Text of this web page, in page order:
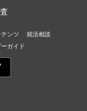
ンツ
就活相談
ガイド